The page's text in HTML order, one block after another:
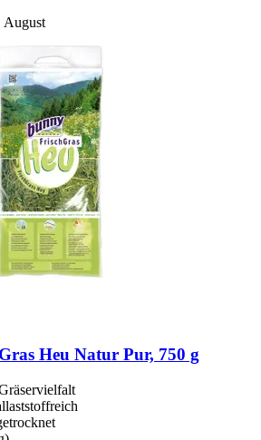
August
Heu Natur Pur, 750 g